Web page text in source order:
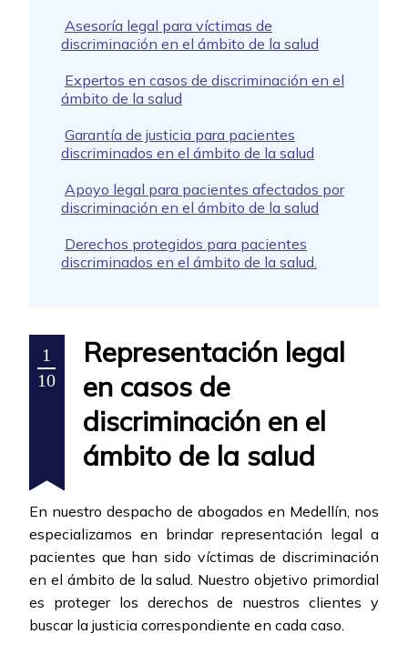
Asesoría legal para víctimas de
discriminación en el ámbito de la salud
Expertos en casos de discriminación en el
ámbito de la salud
Garantía de justicia para pacientes
discriminados en el ámbito de la salud
Apoyo legal para pacientes afectados por
discriminación en el ámbito de la salud
Derechos protegidos para pacientes
discriminados en el ámbito de la salud.
1
10
Representación legal
en casos de
discriminación en el
ámbito de la salud
En nuestro despacho de abogados en Medellín, nos
especializamos en brindar representación legal a
pacientes que han sido víctimas de discriminación
en el ámbito de la salud. Nuestro objetivo primordial
es proteger los derechos de nuestros clientes y
buscar la justicia correspondiente en cada caso.